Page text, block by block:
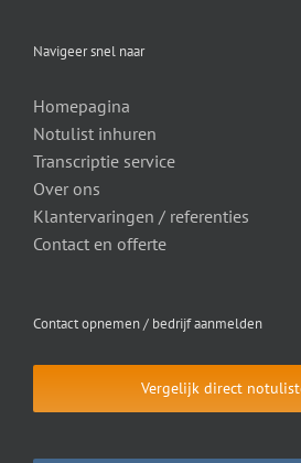
Navigeer snel naar
Homepagina
Notulist inhuren
Transcriptie service
Over ons
Klantervaringen / referenties
Contact en offerte
Contact opnemen / bedrijf aanmelden
Vergelijk direct